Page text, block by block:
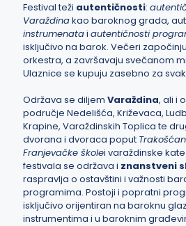
Festival teži autentičnosti:
Varaždinakao baroknog grada,
instrumenatai autentičnosti
isključivo na barok. Večeri
orkestra, a završavaju svečanom
Ulaznice se kupuju zasebno za
Održava se diljem Varaždina, ali i
područje Nedelišća, Križevaca,
Krapine, Varaždinskih Toplica te
dvorana i dvoraca poput
Franjevačke školei varaždinske
festivala se održava i znanstveni
raspravlja o ostavštini i važnosti
programima. Postoji i popratni
isključivo orijentiran na baroknu
instrumentima i u baroknim